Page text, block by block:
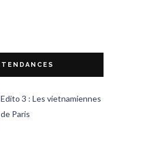
TENDANCES
Edito 3 : Les vietnamiennes
de Paris